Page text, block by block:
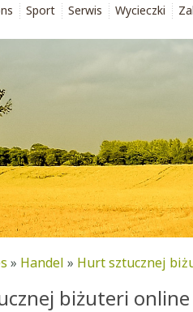
Sport Serwis Wycieczki
» Handel » Hurt sztucznej
biżuteri online